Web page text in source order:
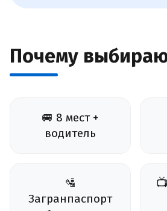
Почему
🚐 8 мест +
водитель
🛂
Загранпаспорт